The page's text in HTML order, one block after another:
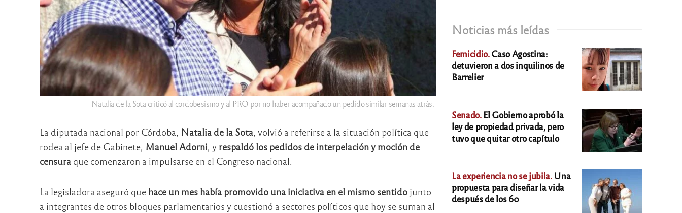
Natalia de la Sota criticó al cordobesismo y al PRO por no haber acompañado un pedido similar semanas atrás.
La diputada nacional por Córdoba, Natalia de la Sota, volvió a referirse a la situación política que
rodea al jefe de Gabinete, Manuel Adorni, y respaldó los pedidos de interpelación y moción de
censuraque comenzaron a impulsarse en el Congreso nacional.
La legisladora aseguró que hace un mes había promovido una iniciativa en el mismo sentidojunto
a integrantes de otros bloques parlamentarios y cuestionó a sectores políticos que hoy se suman al
Noticias más leídas
Femicidio.Caso Agostina:
detuvieron a dos inquilinos de
Barrelier
Senado.El Gobierno aprobó la
ley de propiedad privada, pero
tuvo que quitar otro capítulo
La experiencia no se jubila.Una
propuesta para diseñar la vida
después de los 60